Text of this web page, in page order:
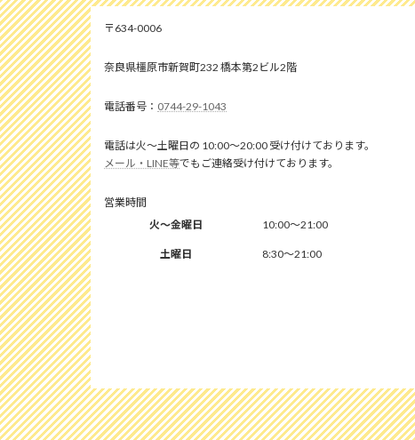
634-0006
奈良県橿原市新賀町232 橋本第2ビル2階
0744-29-1043
電話は火～土曜日の 10:00～20:00 受け付けております。
メール・LINE等でもご連絡受け付けております。
営業時間
火～金曜日
10:00～21:00
土曜日 8:30～21:00